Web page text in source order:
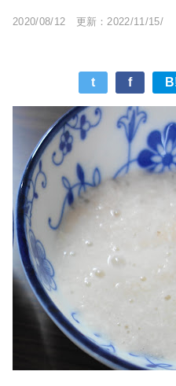
2020/08/12 更新：2022/11/15/
t f